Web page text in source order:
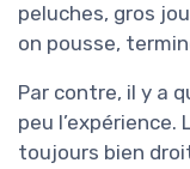
peluches, gros
on pousse,
Par contre, il y a
peu
toujours bien